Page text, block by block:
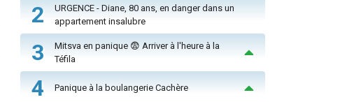
2
URGENCE - Diane, 80 ans, en danger dans un
appartement insalubre
3
Mitsva en panique 😨 Arriver à l'heure à la
Téfila
4 Panique à la boulangerie Cachère